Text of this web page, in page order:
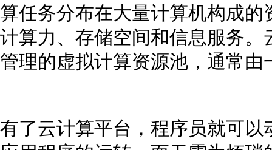
算任务分布在大量计算机构成
计算力、存储空间和信息服务
管理的虚拟计算资源池，通常
有了云计算平台，程序员就可